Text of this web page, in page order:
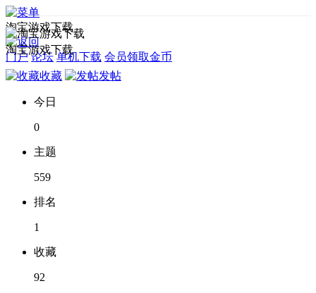
淘宝游戏下载
门户 论坛 单机下载 会员领取金币
淘宝游戏下载
收藏 发帖
今日
0
主题
559
排名
1
收藏
92